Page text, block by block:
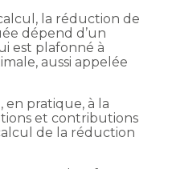
la réduction de
dépend d’un
est plafonné à
aussi appelée
en pratique, à la
et contributions
de la réduction